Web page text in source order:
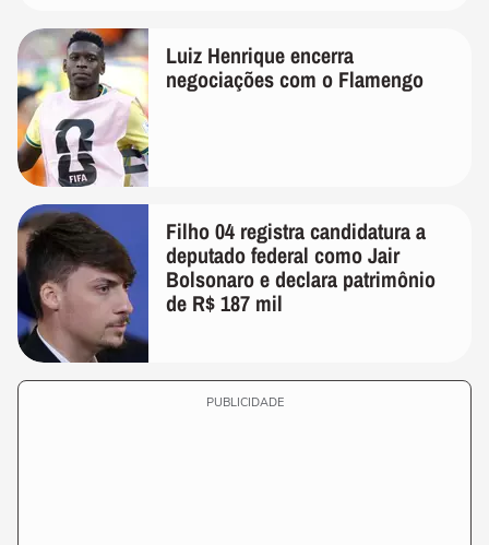
Luiz Henrique encerra
negociações com o Flamengo
Filho 04 registra candidatura a
deputado federal como Jair
Bolsonaro e declara patrimônio
de R$ 187 mil
PUBLICIDADE